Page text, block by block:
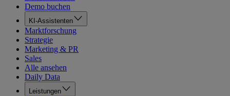
Demo buchen
KI-Assistenten
Marktforschung
Strategie
Marketing & PR
Sales
Alle ansehen
Daily Data
Leistungen